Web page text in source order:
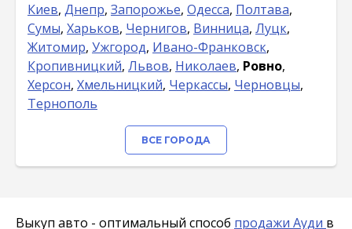
Киев, Днепр, Запорожье, Одесса, Полтава,
Сумы, Харьков, Чернигов, Винница, Луцк,
Житомир, Ужгород, Ивано-Франковск,
Кропивницкий, Львов, Николаев, Ровно,
Херсон, Хмельницкий, Черкассы, Черновцы,
Тернополь
ВСЕ ГОРОДА
Выкуп авто - оптимальный способ продажи Ауди в